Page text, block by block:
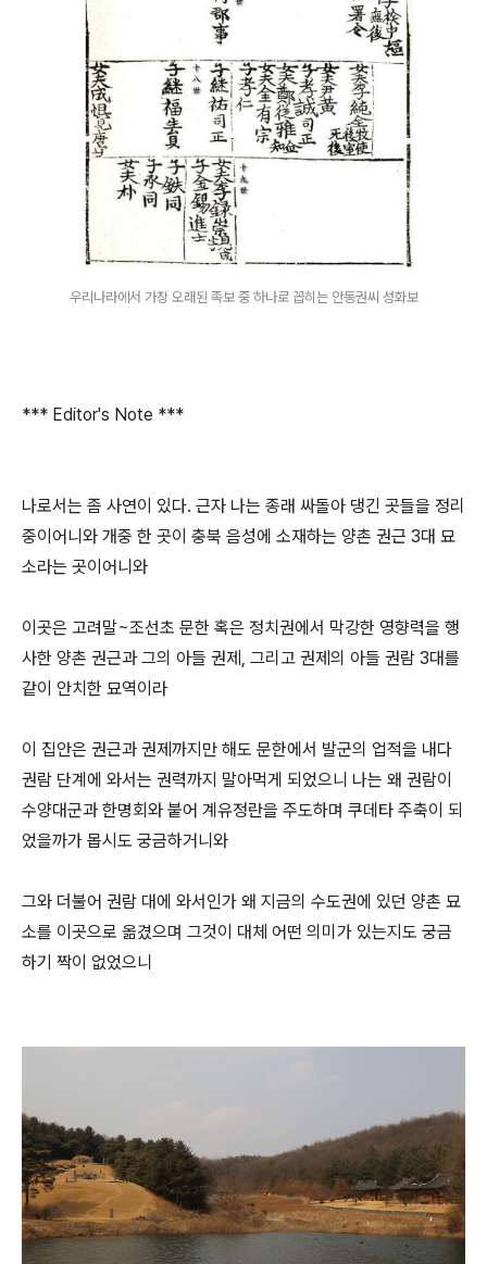
우리나라에서 가장 오래된 족보 중 하나로 꼽히는 안동권씨 성화보
*** Editor's Note ***
나로서는 좀 사연이 있다. 근자 나는 종래 싸돌아 댕긴 곳들을 정리
중이어니와 개중 한 곳이 충북 음성에 소재하는 양촌 권근 3대 묘
소라는 곳이어니와
이곳은 고려말~조선초 문한 혹은 정치권에서 막강한 영향력을 행
사한 양촌 권근과 그의 아들 권제, 그리고 권제의 아들 권람 3대를
같이 안치한 묘역이라
이 집안은 권근과 권제까지만 해도 문한에서 발군의 업적을 내다
권람 단계에 와서는 권력까지 말아먹게 되었으니 나는 왜 권람이
수양대군과 한명회와 붙어 계유정란을 주도하며 쿠데타 주축이 되
었을까가 몹시도 궁금하거니와
그와 더불어 권람 대에 와서인가 왜 지금의 수도권에 있던 양촌 묘
소를 이곳으로 옮겼으며 그것이 대체 어떤 의미가 있는지도 궁금
하기 짝이 없었으니